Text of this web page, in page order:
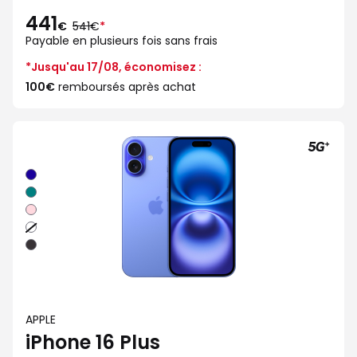
441€ au
lieu
de
541€*
Payable en plusieurs fois sans frais
*Jusqu'au 17/08, économisez :
100€ remboursés après achat
Outremer
Sarcelle
Rose
Blanc
Noir
APPLE
iPhone 16 Plus